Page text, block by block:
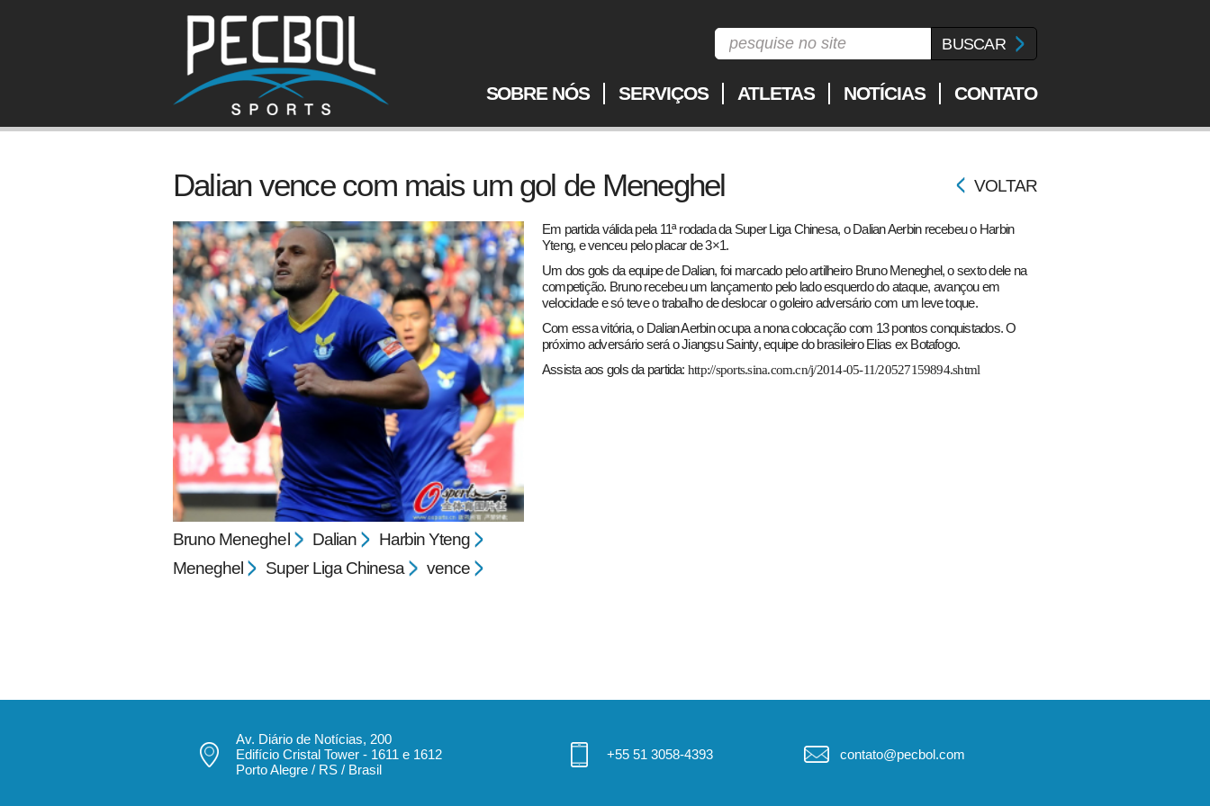
SOBRE NÓS SERVIÇOS ATLETAS NOTÍCIAS CONTATO
Dalian vence com mais um gol de Meneghel VOLTAR
Bruno Meneghel Dalian
Harbin Yteng
Meneghel
Super Liga Chinesa vence
Em partida válida pela 11ª rodada da Super Liga Chinesa, o Dalian Aerbin recebeu o Harbin
Yteng, e venceu pelo placar de 3×1.
Um dos gols da equipe de Dalian, foi marcado pelo artilheiro Bruno Meneghel, o sexto dele na
competição. Bruno recebeu um lançamento pelo lado esquerdo do ataque, avançou em
velocidade e só teve o trabalho de deslocar o goleiro adversário com um leve toque.
Com essa vitória, o Dalian Aerbin ocupa a nona colocação com 13 pontos conquistados. O
próximo adversário será o Jiangsu Sainty, equipe do brasileiro Elias ex Botafogo.
Assista aos gols da partida: http://sports.sina.com.cn/j/2014-05-11/20527159894.shtml
Av. Diário de Notícias, 200
Edifício Cristal Tower - 1611 e 1612
Porto Alegre / RS / Brasil
+55 51 3058-4393 contato@pecbol.com